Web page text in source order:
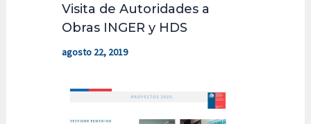
Visita de Autoridades a
Obras INGER y HDS
agosto 22, 2019